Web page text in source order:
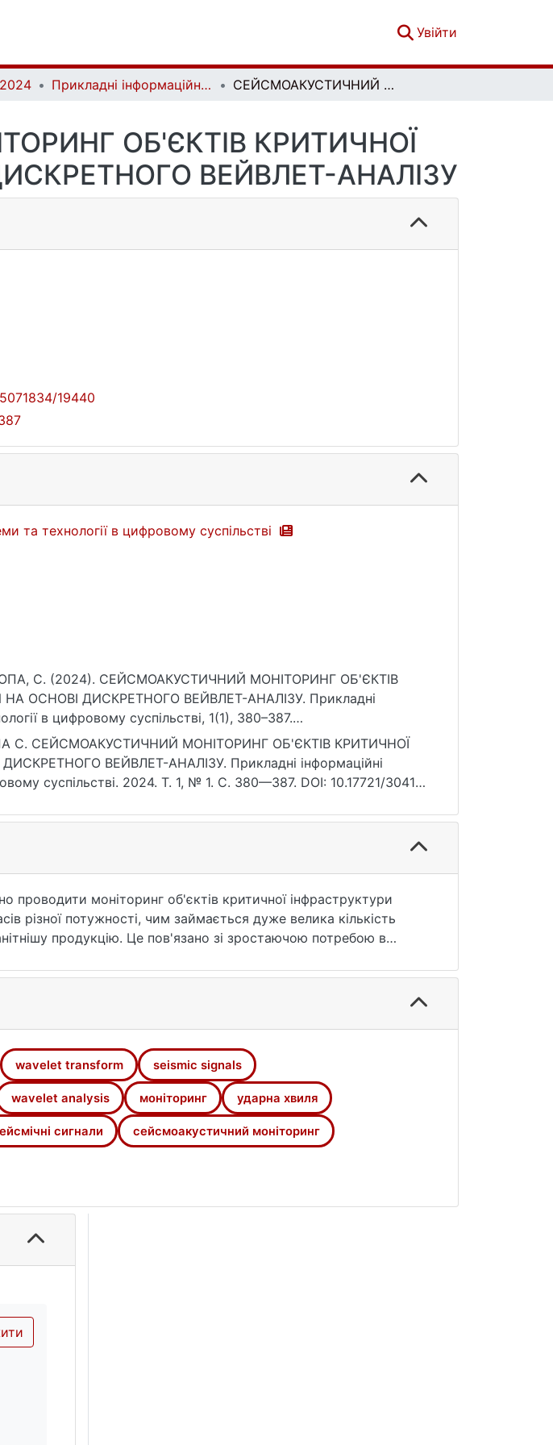
Увійти
2024 Прикладні інформаційні системи та технології в цифровому суспільстві. Вип. 1(1) СЕЙСМОАКУСТИЧНИЙ МОНІТОРИНГ ОБ'ЄКТІВ КРИТИЧНОЇ ІНФРАСТРУКТУРИ НА ОСНОВІ ДИСКРЕТНОГО ВЕЙВЛЕТ-АНАЛІЗУ
ОБ'ЄКТІВ КРИТИЧНОЇ
ВЕЙВЛЕТ-АНАЛІЗУ
19440
та технології в цифровому суспільстві
С. (2024). СЕЙСМОАКУСТИЧНИЙ МОНІТОРИНГ ОБ'ЄКТІВ
ОСНОВІ ДИСКРЕТНОГО ВЕЙВЛЕТ-АНАЛІЗУ. Прикладні
в цифровому суспільстві, 1(1), 380–387.
387
С. СЕЙСМОАКУСТИЧНИЙ МОНІТОРИНГ ОБ'ЄКТІВ КРИТИЧНОЇ
ВЕЙВЛЕТ-АНАЛІЗУ. Прикладні інформаційні
суспільстві. 2024. Т. 1, № 1. С. 380—387. DOI: 10.17721/3041-
проводити моніторинг об'єктів критичної інфраструктури
різної потужності, чим займається дуже велика кількість
продукцію. Це пов'язано зі зростаючою потребою в
інфраструктури на основі сейсмоакустичного аналізу,
інформативних параметрів (під терміном "інформативні
його стан, а динаміку цих параметрів викликано змінами
стану досліджуваного об'єкта.
wavelet transform seismic signals
wavelet analysis моніторинг ударна хвиля
сигнали сейсмоакустичний моніторинг